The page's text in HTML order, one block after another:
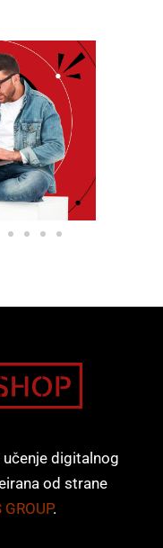
digitalnog
od strane
.